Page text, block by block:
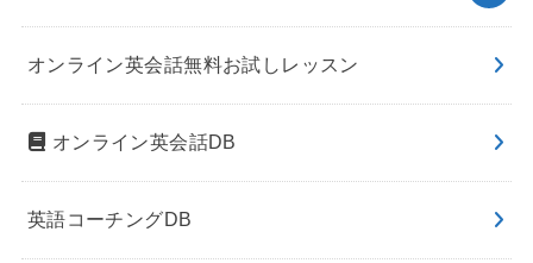
オンライン英会話無料お試しレッスン
オンライン英会話DB
英語コーチングDB